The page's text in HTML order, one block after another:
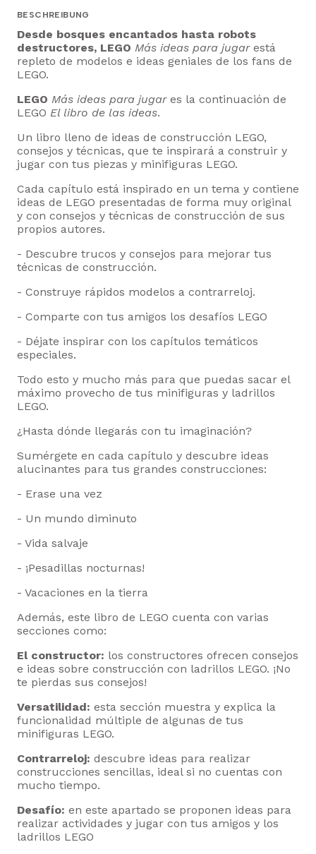
BESCHREIBUNG
Desde bosques encantados hasta robots
destructores, LEGO Más ideas para jugarestá
repleto de modelos e ideas geniales de los fans de
LEGO.
LEGO Más ideas para jugares la continuación de
LEGO El libro de las ideas.
Un libro lleno de ideas de construcción LEGO,
consejos y técnicas, que te inspirará a construir y
jugar con tus piezas y minifiguras LEGO.
Cada capítulo está inspirado en un tema y contiene
ideas de LEGO presentadas de forma muy original
y con consejos y técnicas de construcción de sus
propios autores.
- Descubre trucos y consejos para mejorar tus
técnicas de construcción.
- Construye rápidos modelos a contrarreloj.
- Comparte con tus amigos los desafíos LEGO
- Déjate inspirar con los capítulos temáticos
especiales.
Todo esto y mucho más para que puedas sacar el
máximo provecho de tus minifiguras y ladrillos
LEGO.
¿Hasta dónde llegarás con tu imaginación?
Sumérgete en cada capítulo y descubre ideas
alucinantes para tus grandes construcciones:
- Erase una vez
- Un mundo diminuto
- Vida salvaje
- ¡Pesadillas nocturnas!
- Vacaciones en la tierra
Además, este libro de LEGO cuenta con varias
secciones como:
El constructor: los constructores ofrecen consejos
e ideas sobre construcción con ladrillos LEGO. ¡No
te pierdas sus consejos!
Versatilidad: esta sección muestra y explica la
funcionalidad múltiple de algunas de tus
minifiguras LEGO.
Contrarreloj: descubre ideas para realizar
construcciones sencillas, ideal si no cuentas con
mucho tiempo.
Desafío: en este apartado se proponen ideas para
realizar actividades y jugar con tus amigos y los
ladrillos LEGO